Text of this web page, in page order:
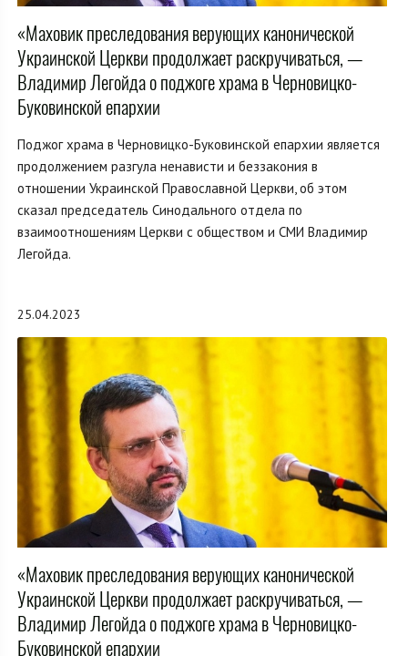
«Маховик преследования верующих канонической
Украинской Церкви продолжает раскручиваться, —
Владимир Легойда о поджоге храма в Черновицко-
Буковинской епархии
Поджог храма в Черновицко-Буковинской епархии является
продолжением разгула ненависти и беззакония в
отношении Украинской Православной Церкви, об этом
сказал председатель Синодального отдела по
взаимоотношениям Церкви с обществом и СМИ Владимир
Легойда.
25.04.2023
«Маховик преследования верующих канонической
Украинской Церкви продолжает раскручиваться, —
Владимир Легойда о поджоге храма в Черновицко-
Буковинской епархии